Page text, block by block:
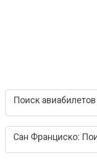
Поиск
Сан Франциско: